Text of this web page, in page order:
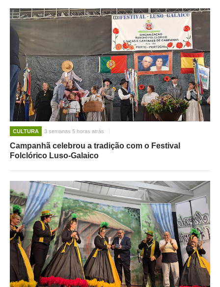
CULTURA 3 semanas 5 horas atrás
Campanhã celebrou a tradição com o Festival
Folclórico Luso-Galaico